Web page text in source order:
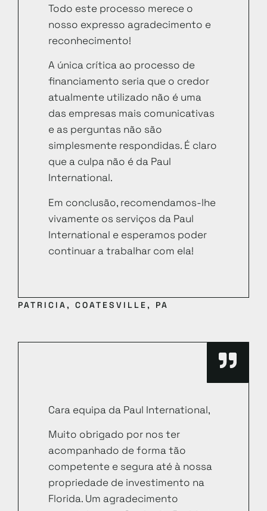
Todo este processo merece o
nosso expresso agradecimento e
reconhecimento!
A única crítica ao processo de
financiamento seria que o credor
atualmente utilizado não é uma
das empresas mais comunicativas
e as perguntas não são
simplesmente respondidas. É claro
que a culpa não é da Paul
International.
Em conclusão, recomendamos-lhe
vivamente os serviços da Paul
International e esperamos poder
continuar a trabalhar com ela!
PATRICIA, COATESVILLE, PA
Cara equipa da Paul International,
Muito obrigado por nos ter
acompanhado de forma tão
competente e segura até à nossa
propriedade de investimento na
Florida. Um agradecimento